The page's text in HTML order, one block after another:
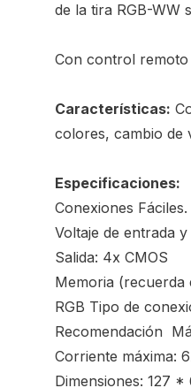
de la tira RGB-WW
Con control
Características:
colores, cambio de
Especificaciones:
Conexiones Fáciles.
Voltaje de entrada y
Salida: 4x CMOS
Memoria (recuerda
RGB Tipo de
Recomendación
Corriente máxima:
Dimensiones: 127